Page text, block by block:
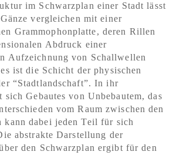
im Schwarzplan einer Stadt lässt
vergleichen mit einer
Grammophonplatte, deren Rillen
Abdruck einer
Aufzeichnung von Schallwellen
ist die Schicht der physischen
“Stadtlandschaft”. In ihr
sich Gebautes von Unbebautem, das
vom Raum zwischen den
kann dabei jeden Teil für sich
abstrakte Darstellung der
den Schwarzplan ergibt für den